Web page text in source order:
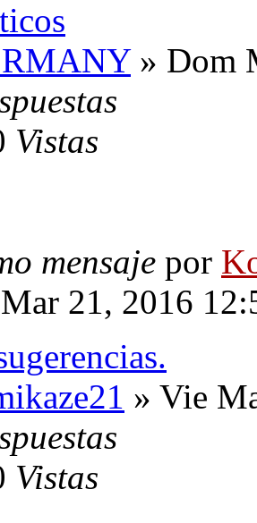
» Dom
Vistas
mensaje por
21, 2016
» Vie
Vistas